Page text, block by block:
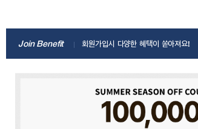
Join Benefit 회원가입시 다양한 혜택이 쏟아져요!